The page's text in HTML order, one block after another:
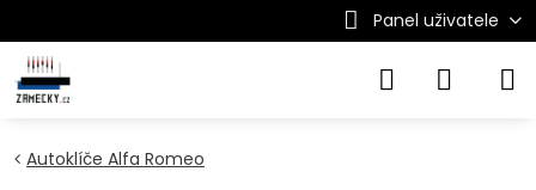
Panel uživatele
Autoklíče Alfa Romeo